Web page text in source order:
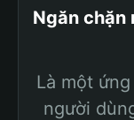
Ngăn chặn
Là một
người